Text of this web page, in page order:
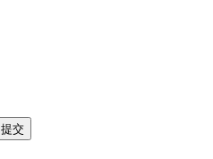
提交